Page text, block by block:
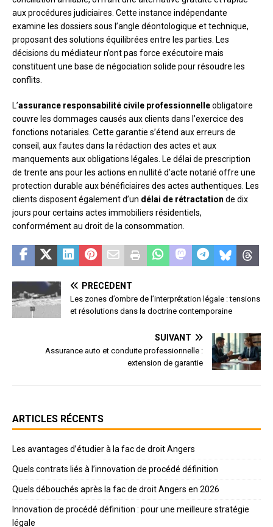
aux procédures judiciaires. Cette instance indépendante
examine les dossiers sous l’angle déontologique et technique,
proposant des solutions équilibrées entre les parties. Les
décisions du médiateur n’ont pas force exécutoire mais
constituent une base de négociation solide pour résoudre les
conflits.
L’assurance responsabilité civile professionnelleobligatoire
couvre les dommages causés aux clients dans l’exercice des
fonctions notariales. Cette garantie s’étend aux erreurs de
conseil, aux fautes dans la rédaction des actes et aux
manquements aux obligations légales. Le délai de prescription
de trente ans pour les actions en nullité d’acte notarié offre une
protection durable aux bénéficiaires des actes authentiques. Les
clients disposent également d’un délai de rétractation de dix
jours pour certains actes immobiliers résidentiels,
conformément au droit de la consommation.
PRÉCÉDENT
Les zones d’ombre de l’interprétation légale : tensions
et résolutions dans la doctrine contemporaine
SUIVANT
Assurance auto et conduite professionnelle :
extension de garantie
ARTICLES RÉCENTS
Les avantages d’étudier à la fac de droit Angers
Quels contrats liés à l’innovation de procédé définition
Quels débouchés après la fac de droit Angers en 2026
Innovation de procédé définition : pour une meilleure stratégie
légale